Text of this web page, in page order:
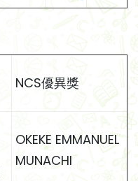
NCS優異獎
OKEKE EMMANUEL
MUNACHI